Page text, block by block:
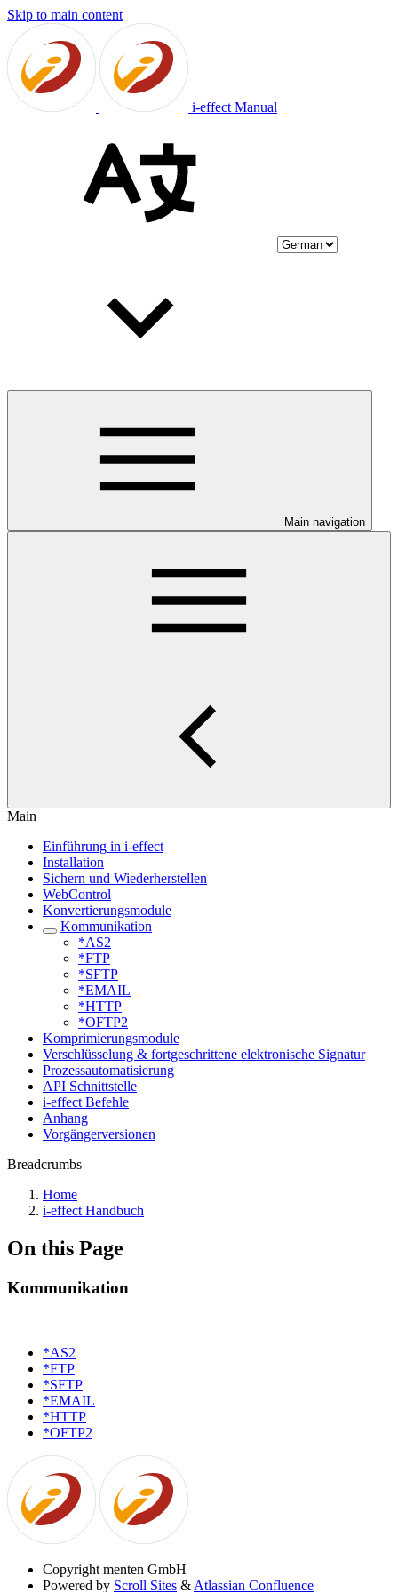
Skip to main content
i-effect Manual
Main navigation
Main
Einführung in i-effect
Installation
Sichern und Wiederherstellen
WebControl
Konvertierungsmodule
Kommunikation
*AS2
*FTP
*SFTP
*EMAIL
*HTTP
*OFTP2
Komprimierungsmodule
Verschlüsselung & fortgeschrittene elektronische Signatur
Prozessautomatisierung
API Schnittstelle
i-effect Befehle
Anhang
Vorgängerversionen
Breadcrumbs
Home
i-effect Handbuch
On this Page
Kommunikation
*AS2
*FTP
*SFTP
*EMAIL
*HTTP
*OFTP2
Copyright menten GmbH
Powered by Scroll Sites & Atlassian Confluence